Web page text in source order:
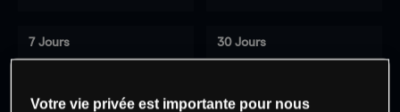
7 Jours
-
30 Jours
-
Votre vie privée est importante pour nous